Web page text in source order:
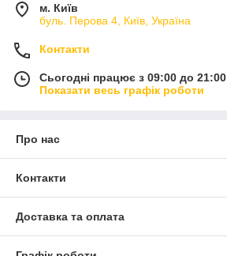
м. Київ
буль. Перова 4, Київ, Україна
Контакти
Сьогодні працює з 09:00 до 21:00
Показати весь графік роботи
Про нас
Контакти
Доставка та оплата